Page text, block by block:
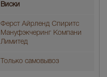
Виски
Ферст Айрленд Спиритс
Мануфэкчеринг Компани
Лимитед
Только самовывоз